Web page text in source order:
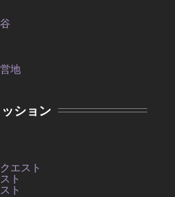
地
ッション
エスト
ト
ト